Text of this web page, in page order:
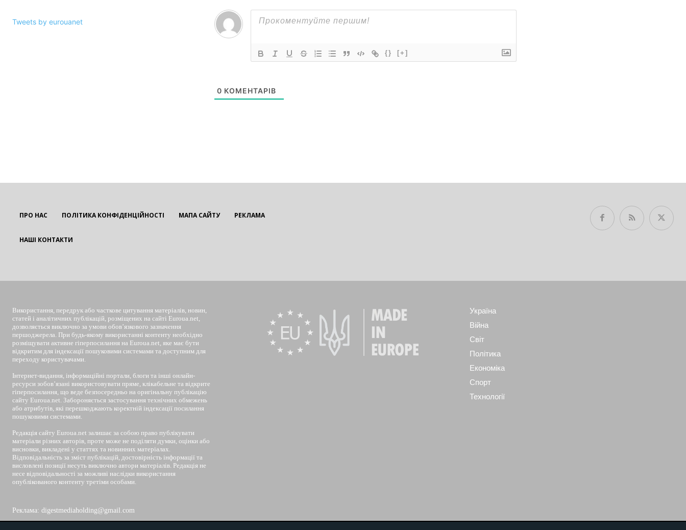
Tweets by eurouanet
{} [+]
0 КОМЕНТАРІВ
ПРО НАС ПОЛІТИКА КОНФІДЕНЦІЙНОСТІ МАПА САЙТУ РЕКЛАМА
НАШІ КОНТАКТИ
Використання, передрук або часткове цитування матеріалів, новин,
статей і аналітичних публікацій, розміщених на сайті Euroua.net,
дозволяється виключно за умови обов’язкового зазначення
першоджерела. При будь-якому використанні контенту необхідно
розміщувати активне гіперпосилання на Euroua.net, яке має бути
відкритим для індексації пошуковими системами та доступним для
переходу користувачами.
Інтернет-видання, інформаційні портали, блоги та інші онлайн-
ресурси зобов’язані використовувати пряме, клікабельне та відкрите
гіперпосилання, що веде безпосередньо на оригінальну публікацію
сайту Euroua.net. Забороняється застосування технічних обмежень
або атрибутів, які перешкоджають коректній індексації посилання
пошуковими системами.
Редакція сайту Euroua.net залишає за собою право публікувати
матеріали різних авторів, проте може не поділяти думки, оцінки або
висновки, викладені у статтях та новинних матеріалах.
Відповідальність за зміст публікацій, достовірність інформації та
висловлені позиції несуть виключно автори матеріалів. Редакція не
несе відповідальності за можливі наслідки використання
опублікованого контенту третіми особами.
Реклама: digestmediaholding@gmail.com
Україна
Війна
Світ
Політика
Економіка
Спорт
Технології